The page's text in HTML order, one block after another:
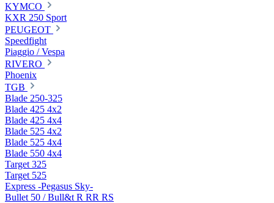
KYMCO
KXR 250 Sport
PEUGEOT
Speedfight
Piaggio / Vespa
RIVERO
Phoenix
TGB
Blade 250-325
Blade 425 4x2
Blade 425 4x4
Blade 525 4x2
Blade 525 4x4
Blade 550 4x4
Target 325
Target 525
Express -Pegasus Sky-
Bullet 50 / Bull&t R RR RS